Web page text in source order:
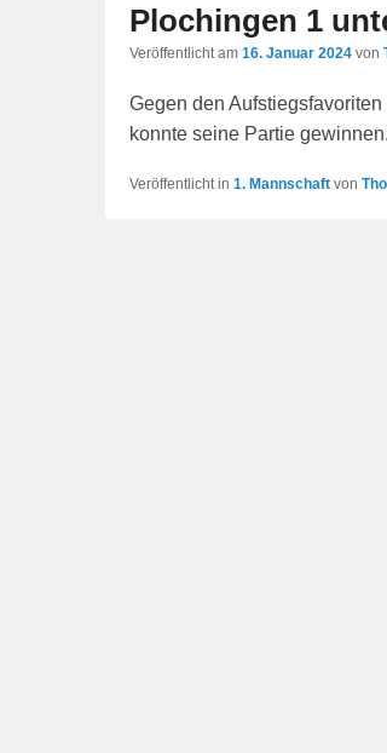
Plochingen 1
Veröffentlicht am 16. Januar 2024 von
Gegen den
konnte seine Partie gewinnen.
Veröffentlicht in 1. Mannschaft von